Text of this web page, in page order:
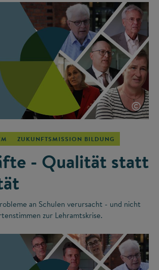
©
ZUKUNFTSMISSION BILDUNG
- Qualität statt
an Schulen verursacht - und nicht
zur Lehramtskrise.